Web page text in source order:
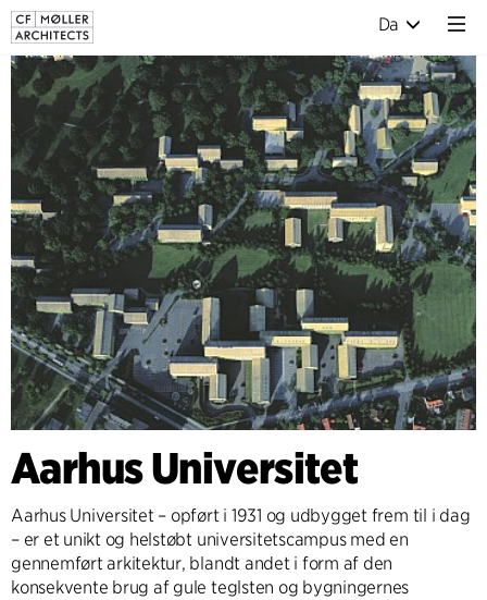
Da
Aarhus Universitet
Aarhus Universitet – opført i 1931 og udbygget frem til i dag
– er et unikt og helstøbt universitetscampus med en
gennemført arkitektur, blandt andet i form af den
konsekvente brug af gule teglsten og bygningernes